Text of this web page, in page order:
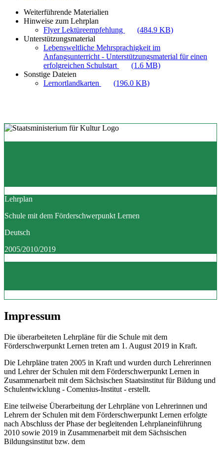
Weiterführende Materialien
Hinweise zum Lehrplan
Flyer Lektüreempfehlung
(484.9 KB)
Unterstützungsmaterial
Lebensweltliche Mehrsprachigkeit im
Anfangsunterricht - Unterstützungsmaterial für einen
erfolgreichen Schulstart
(1.6 MB)
Sonstige Dateien
Lernortlandkarten
(196.0 KB)
Lehrplan
Schule mit dem Förderschwerpunkt Lernen
Deutsch
2005/2010/2019
Impressum
Die überarbeiteten Lehrpläne für die Schule mit dem
Förderschwerpunkt Lernen treten am 1. August 2019 in Kraft.
Die Lehrpläne traten 2005 in Kraft und wurden durch Lehrerinnen
und Lehrer der Schulen mit dem Förderschwerpunkt Lernen in
Zusammenarbeit mit dem Sächsischen Staatsinstitut für Bildung und
Schulentwicklung - Comenius-Institut - erstellt.
Eine teilweise Überarbeitung der Lehrpläne von Lehrerinnen und
Lehrern der Schulen mit dem Förderschwerpunkt Lernen erfolgte
nach Abschluss der Phase der begleitenden Lehrplaneinführung
2010 sowie 2019 in Zusammenarbeit mit dem Sächsischen
Bildungsinstitut bzw. dem